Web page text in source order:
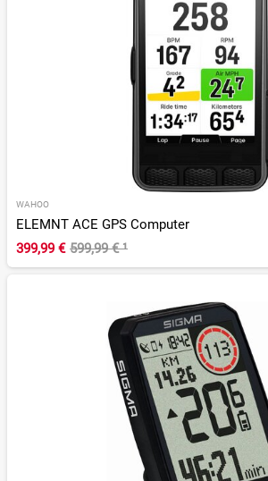
WAHOO
ELEMNT ACE GPS Computer
399,99 € 599,99 €¹